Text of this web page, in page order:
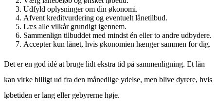
Udfyld oplysninger om din økonomi.
Afvent kreditvurdering og eventuelt lånetilbud.
Læs alle vilkår grundigt igennem.
Sammenlign tilbuddet med mindst én eller to andre udbydere.
Accepter kun lånet, hvis økonomien hænger sammen for dig.
Det er en god idé at bruge lidt ekstra tid på sammenligning. Et lån
kan virke billigt ud fra den månedlige ydelse, men blive dyrere, hvis
løbetiden er lang eller gebyrerne høje.